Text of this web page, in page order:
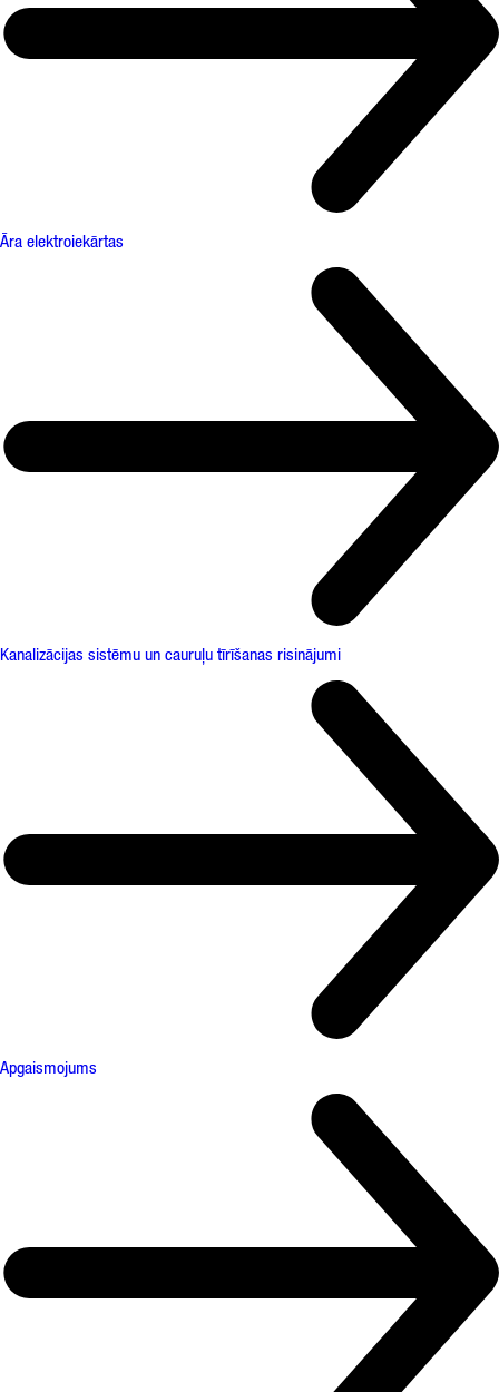
Āra elektroiekārtas
Kanalizācijas sistēmu un cauruļu tīrīšanas risinājumi
Apgaismojums